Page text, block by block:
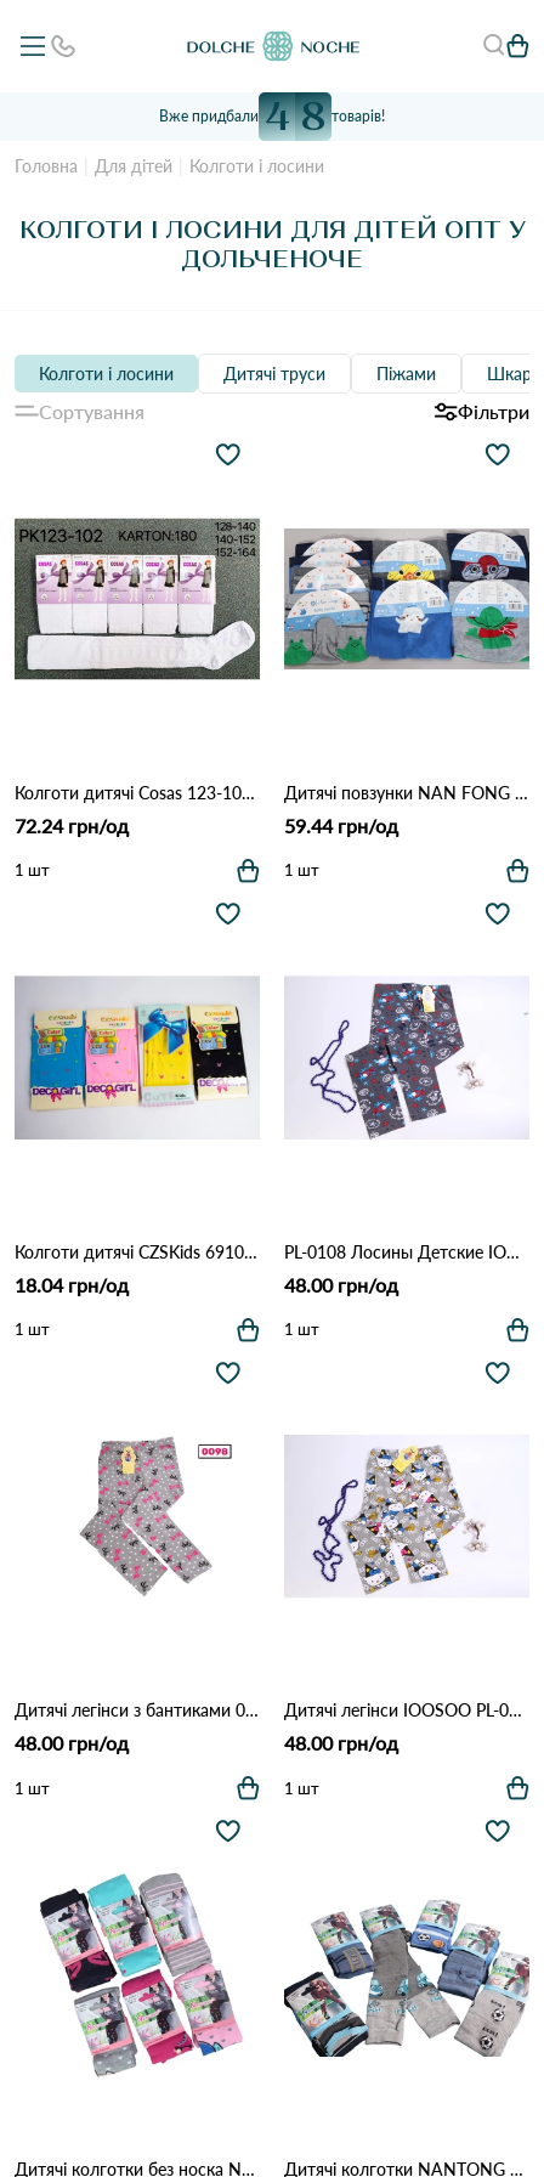
Вже придбали 4 8 товарів!
Головна Для дітей Колготи і лосини
КОЛГОТИ І ЛОСИНИ ДЛЯ ДІТЕЙ ОПТ У
ДОЛЬЧЕНОЧЕ
Колготи і лосини Дитячі труси Піжами
Сортування Фільтри
Колготи дитячі Cosas 123-102 Білий
72.24 грн/од
1 шт
Дитячі повзунки NAN FONG 6010-1 Різні кольори
59.44 грн/од
1 шт
Колготи дитячі CZSKids 6910 Різні кольори
18.04 грн/од
1 шт
PL-0108 Лосины Детские IOOSOO Різні кольори
48.00 грн/од
1 шт
Дитячі легінси з бантиками 0098 (бавовняні) Різні кольори
48.00 грн/од
1 шт
Дитячі легінси IOOSOO PL-0104 Різні кольори
48.00 грн/од
1 шт
Дитячі колготки без носка NANTONG Kids B5001-1 (бавовняні, яскраві кольори, 2–10 років) Різні кольори Дитячі колготки NANTONG Kids B6001-1 Різні кольори